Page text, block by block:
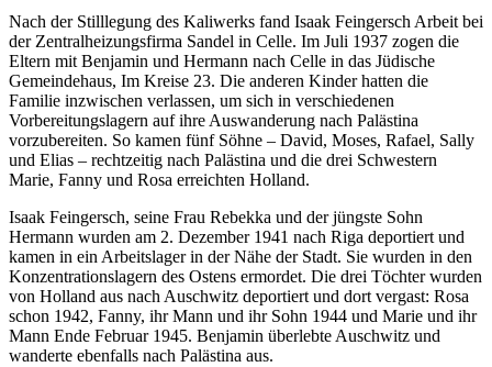
Nach der Stilllegung des Kaliwerks fand Isaak Feingersch Arbeit bei
der Zentralheizungsfirma Sandel in Celle. Im Juli 1937 zogen die
Eltern mit Benjamin und Hermann nach Celle in das Jüdische
Gemeindehaus, Im Kreise 23. Die anderen Kinder hatten die
Familie inzwischen verlassen, um sich in verschiedenen
Vorbereitungslagern auf ihre Auswanderung nach Palästina
vorzubereiten. So kamen fünf Söhne – David, Moses, Rafael, Sally
und Elias – rechtzeitig nach Palästina und die drei Schwestern
Marie, Fanny und Rosa erreichten Holland.
Isaak Feingersch, seine Frau Rebekka und der jüngste Sohn
Hermann wurden am 2. Dezember 1941 nach Riga deportiert und
kamen in ein Arbeitslager in der Nähe der Stadt. Sie wurden in den
Konzentrationslagern des Ostens ermordet. Die drei Töchter wurden
von Holland aus nach Auschwitz deportiert und dort vergast: Rosa
schon 1942, Fanny, ihr Mann und ihr Sohn 1944 und Marie und ihr
Mann Ende Februar 1945. Benjamin überlebte Auschwitz und
wanderte ebenfalls nach Palästina aus.